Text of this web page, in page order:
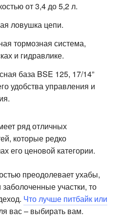
от 3,4 до 5,2 л.
ловушка цепи.
тормозная система,
и гидравлике.
база BSE 125, 17/14”
удобства управления и
ряд отличных
которые редко
его ценовой категории.
преодолевает ухабы,
участки, то
Что лучше питбайк или
вас – выбирать вам.